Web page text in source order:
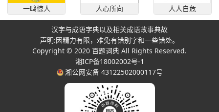
一鸣惊人 人心所向 人人自危
汉字与成语字典以及相关成语故事典故
声明:因精力有限，难免有错别字和一些错处。
Copyright © 2020 百题词典 All Rights Reserved.
湘ICP备18002002号-1
湘公网安备 43122502000117号